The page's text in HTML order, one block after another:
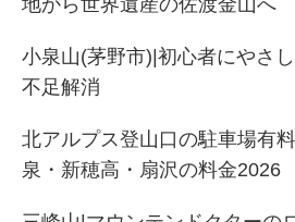
地から世界遺産の佐渡金山へ
小泉山(茅野市)|初心者にやさ
不足解消
北アルプス登山口の駐車場有
泉・新穂高・扇沢の料金2026